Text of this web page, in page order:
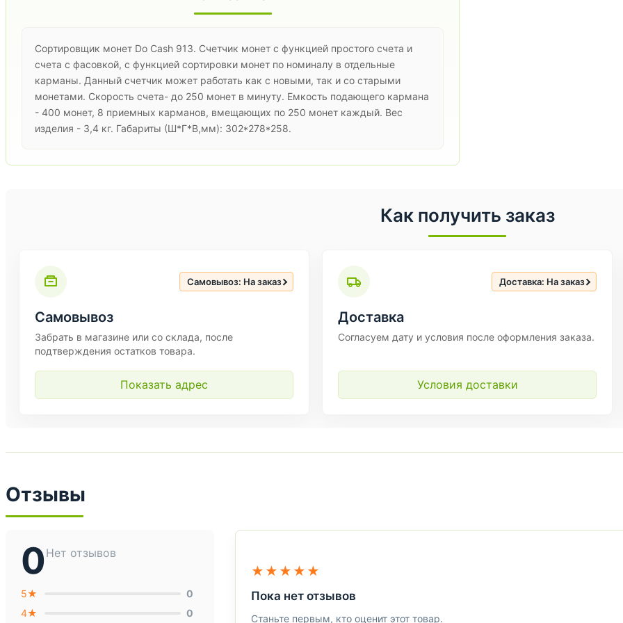
Сортировщик монет Do Cash 913. Счетчик монет с функцией простого счета и
счета с фасовкой, с функцией сортировки монет по номиналу в отдельные
карманы. Данный счетчик может работать как с новыми, так и со старыми
монетами. Скорость счета- до 250 монет в минуту. Емкость подающего кармана
- 400 монет, 8 приемных карманов, вмещающих по 250 монет каждый. Вес
изделия - 3,4 кг. Габариты (Ш*Г*В,мм): 302*278*258.
Как получить заказ
Самовывоз: На заказ
Самовывоз
Забрать в магазине или со склада, после
подтверждения остатков товара.
Показать адрес
Доставка: На заказ
Доставка
Согласуем дату и условия после оформления заказа.
Условия доставки
Отзывы
0Нет отзывов
5★
0
4★
0
★★★★★
Пока нет отзывов
Станьте первым, кто оценит этот товар.